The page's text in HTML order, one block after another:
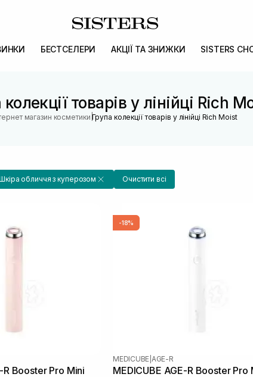
БЕСТСЕЛЕРИ АКЦІЇ ТА ЗНИЖКИ SISTERS
товарів у лінійці Rich
магазин косметики |Група колекції товарів у лінійці Rich Moist
обличчя з куперозом Очистити всі
R Booster Pro Mini
-18%
MEDICUBE AGE-R
MEDICUBE AGE-R Booster Pro